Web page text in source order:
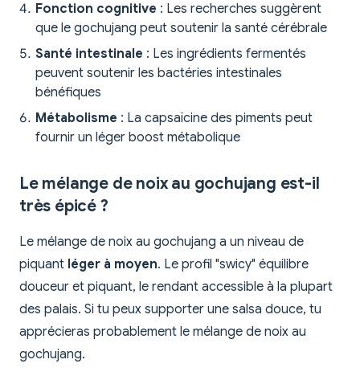
Fonction cognitive : Les recherches suggèrent
que le gochujang peut soutenir la santé cérébrale
Santé intestinale : Les ingrédients fermentés
peuvent soutenir les bactéries intestinales
bénéfiques
Métabolisme : La capsaïcine des piments peut
fournir un léger boost métabolique
Le mélange de noix au gochujang est-il
très épicé ?
Le mélange de noix au gochujang a un niveau de
piquant léger à moyen. Le profil "swicy" équilibre
douceur et piquant, le rendant accessible à la plupart
des palais. Si tu peux supporter une salsa douce, tu
apprécieras probablement le mélange de noix au
gochujang.